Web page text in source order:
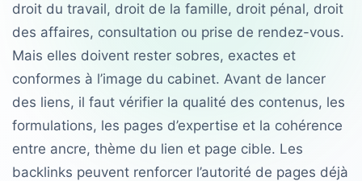
droit du travail, droit de la famille, droit pénal, droit
des affaires, consultation ou prise de rendez-vous.
Mais elles doivent rester sobres, exactes et
conformes à l’image du cabinet. Avant de lancer
des liens, il faut vérifier la qualité des contenus, les
formulations, les pages d’expertise et la cohérence
entre ancre, thème du lien et page cible. Les
backlinks peuvent renforcer l’autorité de pages déjà